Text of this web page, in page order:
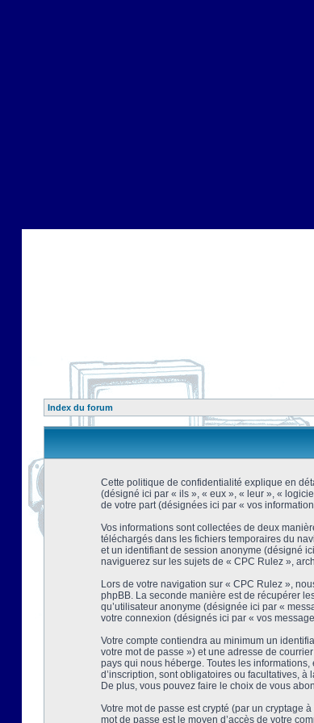
Index du forum
Cette politique de confidentialité explique en
(désigné ici par « ils », « eux », « leur », «
de votre part (désignées ici par « vos
Vos informations sont collectées de deux
téléchargés dans les fichiers temporaires du
et un identifiant de session anonyme (désigné
naviguerez sur les sujets de « CPC Rulez »,
Lors de votre navigation sur « CPC Rulez »,
phpBB. La seconde manière est de récupérer
qu’utilisateur anonyme (désignée ici par «
votre connexion (désignés ici par « vos
Votre compte contiendra au minimum un
votre mot de passe ») et une adresse de
pays qui nous héberge. Toutes les
d’inscription, sont obligatoires ou facultatives,
De plus, vous pouvez faire le choix de vous
Votre mot de passe est crypté (par un cryptage
mot de passe est le moyen d’accès de votre